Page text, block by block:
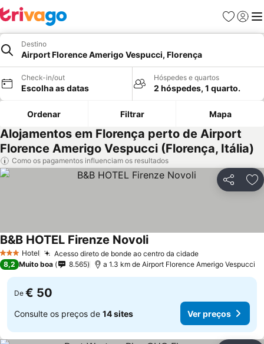
Favoritos
Iniciar
Destino
Airport Florence Amerigo Vespucci, Florença
Check-in/out
Escolha as datas
Hóspedes e quartos
2 hóspedes, 1 quarto.
Ordenar Filtrar Mapa
Alojamentos em Florença perto de Airport
Florence Amerigo Vespucci (Florença, Itália)
Como os pagamentos influenciam os resultados
Partilhar
3 EstrelasHotel Acesso direto de bonde ao centro da cidadeVer preços
B&B HOTEL Firenze NovoliVer preços
8,2 Muito boa 8.565 a 1.3 km de Airport Florence Amerigo Vespucci
De € 50
Consulte os preços de 14 sites Ver preços